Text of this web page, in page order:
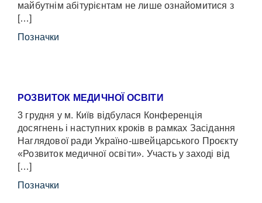
майбутнім абітурієнтам не лише ознайомитися з
[…]
Позначки
РОЗВИТОК МЕДИЧНОЇ ОСВІТИ
3 грудня у м. Київ відбулася Конференція
досягнень і наступних кроків в рамках Засідання
Наглядової ради Україно-швейцарського Проєкту
«Розвиток медичної освіти». Участь у заході від
[…]
Позначки